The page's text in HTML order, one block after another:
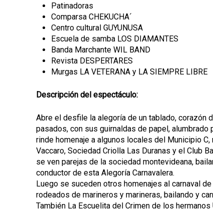
Patinadoras
Comparsa CHEKUCHA´
Centro cultural GUYUNUSA
Escuela de samba LOS DIAMANTES
Banda Marchante WIL BAND
Revista DESPERTARES
Murgas LA VETERANA y LA SIEMPRE LIBRE
Descripción del espectáculo:
Abre el desfile la alegoría de un tablado, corazón
pasados, con sus guirnaldas de papel,
rinde homenaje a algunos locales del Municipio
Vaccaro, Sociedad Criolla Las Duranas y el Club
se ven parejas de la sociedad montevideana,
conductor de esta Alegoría Carnavalera.
Luego se suceden otros homenajes al carnaval
rodeados de marineros y marineras, bailando y
También La Escuelita del Crimen de los